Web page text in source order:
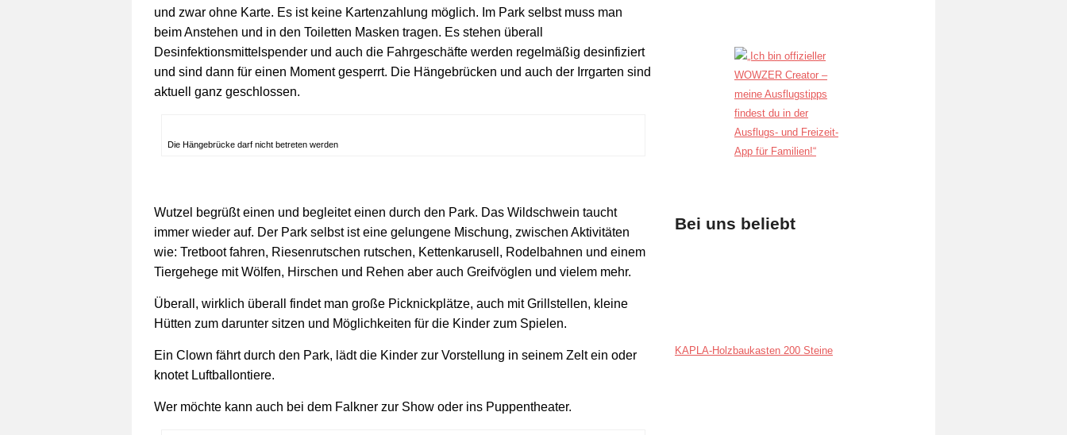
und zwar ohne Karte. Es ist keine Kartenzahlung möglich. Im Park selbst muss man
beim Anstehen und in den Toiletten Masken tragen. Es stehen überall
Desinfektionsmittelspender und auch die Fahrgeschäfte werden regelmäßig desinfiziert
und sind dann für einen Moment gesperrt. Die Hängebrücken und auch der Irrgarten sind
aktuell ganz geschlossen.
Die Hängebrücke darf nicht betreten werden
Wutzel begrüßt einen und begleitet einen durch den Park. Das Wildschwein taucht
immer wieder auf. Der Park selbst ist eine gelungene Mischung, zwischen Aktivitäten
wie: Tretboot fahren, Riesenrutschen rutschen, Kettenkarusell, Rodelbahnen und einem
Tiergehege mit Wölfen, Hirschen und Rehen aber auch Greifvöglen und vielem mehr.
Überall, wirklich überall findet man große Picknickplätze, auch mit Grillstellen, kleine
Hütten zum darunter sitzen und Möglichkeiten für die Kinder zum Spielen.
Ein Clown fährt durch den Park, lädt die Kinder zur Vorstellung in seinem Zelt ein oder
knotet Luftballontiere.
Wer möchte kann auch bei dem Falkner zur Show oder ins Puppentheater.
Bei uns beliebt
KAPLA-Holzbaukasten 200 Steine